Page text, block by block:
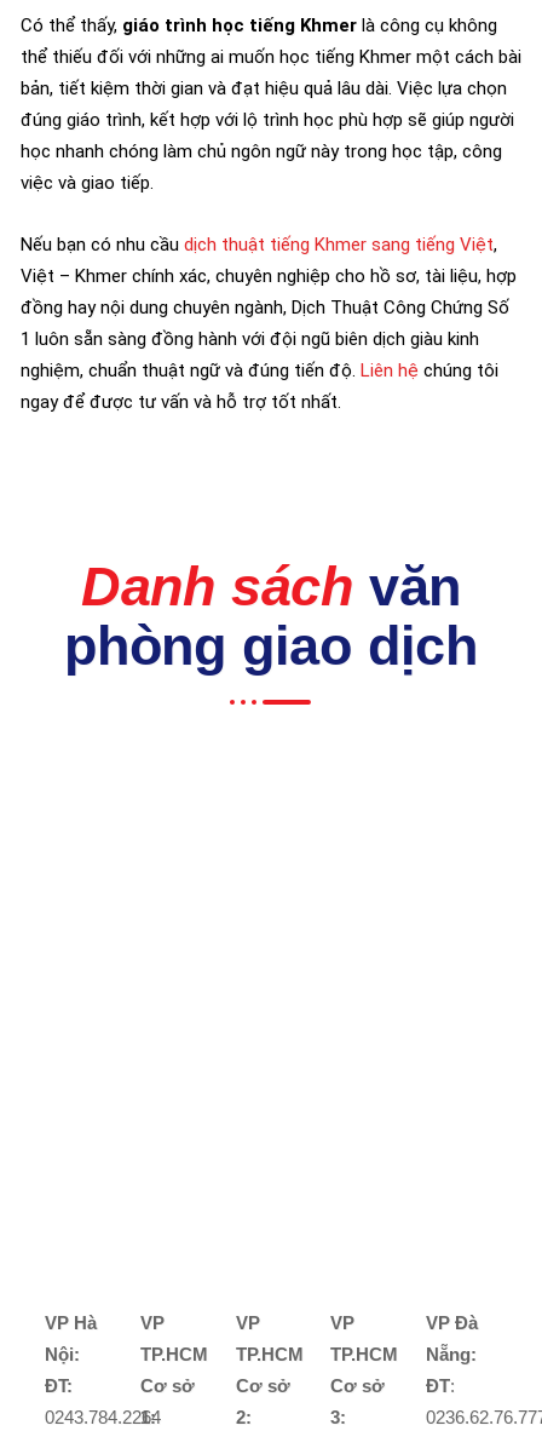
Có thể thấy, giáo trình học tiếng Khmer là công cụ không
thể thiếu đối với những ai muốn học tiếng Khmer một cách bài
bản, tiết kiệm thời gian và đạt hiệu quả lâu dài. Việc lựa chọn
đúng giáo trình, kết hợp với lộ trình học phù hợp sẽ giúp người
học nhanh chóng làm chủ ngôn ngữ này trong học tập, công
việc và giao tiếp.
Nếu bạn có nhu cầu dịch thuật tiếng Khmer sang tiếng Việt,
Việt – Khmer chính xác, chuyên nghiệp cho hồ sơ, tài liệu, hợp
đồng hay nội dung chuyên ngành, Dịch Thuật Công Chứng Số
1 luôn sẵn sàng đồng hành với đội ngũ biên dịch giàu kinh
nghiệm, chuẩn thuật ngữ và đúng tiến độ. Liên hệ chúng tôi
ngay để được tư vấn và hỗ trợ tốt nhất.
Danh sách văn
phòng giao dịch
VP Hà
Nội:
ĐT:
0243.784.2264
VP
TP.HCM
Cơ sở
1:
VP
TP.HCM
Cơ sở
2:
VP
TP.HCM
Cơ sở
3:
VP Đà
Nẵng:
ĐT: